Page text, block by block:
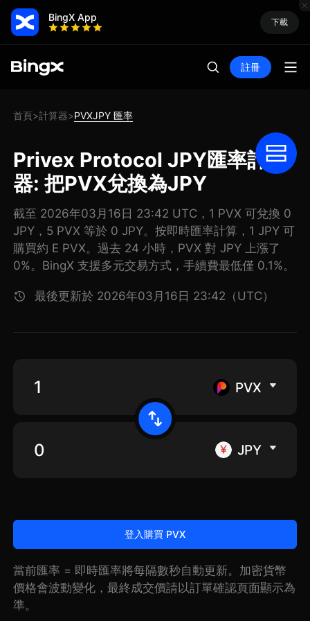
BingX App 下載
註冊
首頁>計算器>PVXJPY 匯率
Privex Protocol JPY匯率計算
器: 把PVX兌換為JPY
截至 2026年03月16日 23:42 UTC，1 PVX 可兌換 0
JPY，5 PVX 等於 0 JPY。按即時匯率計算，1 JPY 可
購買約 E PVX。過去 24 小時，PVX 對 JPY 上漲了
0%。BingX 支援多元交易方式，手續費最低僅 0.1%。
最後更新於 2026年03月16日 23:42（UTC）
PVX
JPY
登入購買 PVX
當前匯率 = 即時匯率將每隔數秒自動更新。加密貨幣
價格會波動變化，最終成交價請以訂單確認頁面顯示為
準。